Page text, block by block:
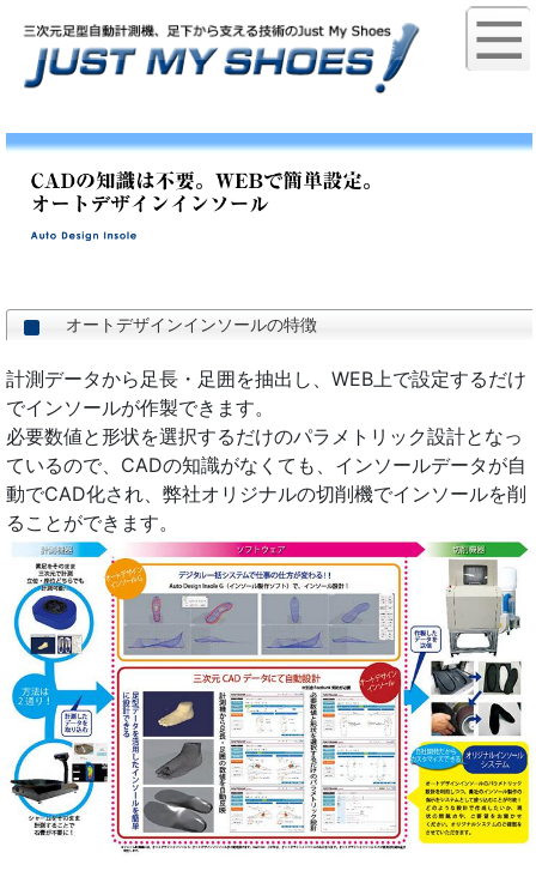
オートデザインインソールの特徴
計測データから足長・足囲を抽出し、WEB上で設定するだけ
でインソールが作製できます。
必要数値と形状を選択するだけのパラメトリック設計となっ
ているので、CADの知識がなくても、インソールデータが自
動でCAD化され、弊社オリジナルの切削機でインソールを削
ることができます。